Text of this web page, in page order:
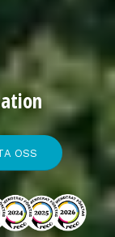
OSS